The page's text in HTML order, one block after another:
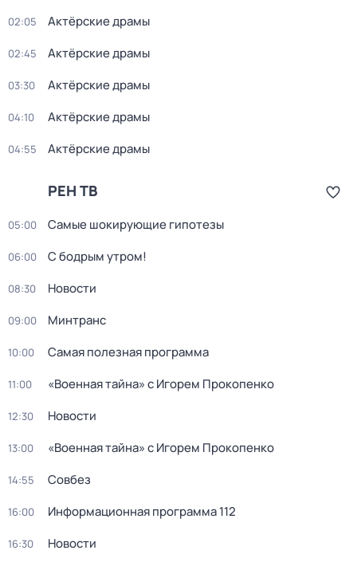
02:05 Актёрские драмы
02:45 Актёрские драмы
03:30 Актёрские драмы
04:10 Актёрские драмы
04:55 Актёрские драмы
РЕН ТВ
05:00 Самые шoкиpующие гипотезы
06:00 С бодрым утром!
08:30 Новости
09:00 Минтранс
10:00 Самая полезная программа
11:00 «Военная тайна» с Игорем Прокопенко
12:30 Новости
13:00 «Военная тайна» с Игорем Прокопенко
14:55 Совбез
16:00 Информационная программа 112
16:30 Новости